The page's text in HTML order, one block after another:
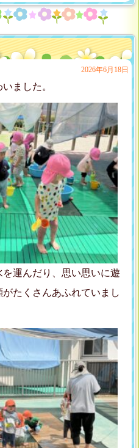
2026年6月18日
ました。
運んだり、思い思いに遊
たくさんあふれていまし